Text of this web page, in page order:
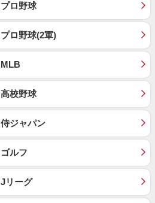
プロ野球
プロ野球(2軍)
MLB
高校野球
侍ジャパン
ゴルフ
Jリーグ